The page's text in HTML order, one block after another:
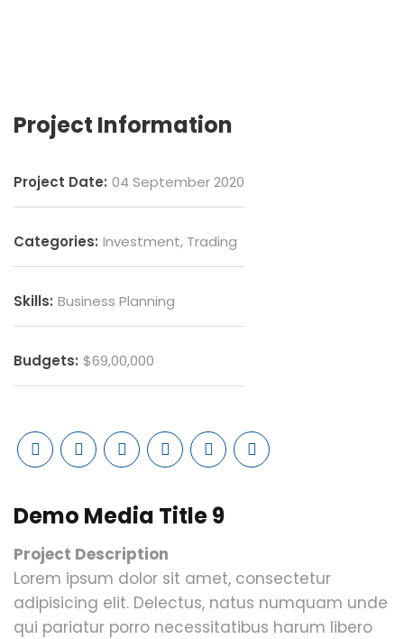
Project Information
Project Date: 04 September 2020
Categories: Investment, Trading
Skills: Business Planning
Budgets: $69,00,000
Demo Media Title 9
Project Description
Lorem ipsum dolor sit amet, consectetur
adipisicing elit. Delectus, natus numquam unde
qui pariatur porro necessitatibus harum libero